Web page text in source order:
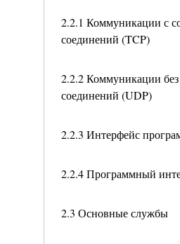
2.2.1 Коммуникации с
соединений (TCP)
2.2.2 Коммуникации без
соединений (UDP)
2.2.3 Интерфейс
2.2.4 Программный
2.3 Основные службы